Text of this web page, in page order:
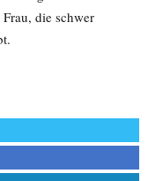
die schwer